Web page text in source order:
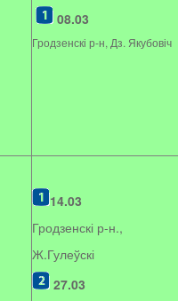
08.03
Гродзенскі р-н, Дз. Якубовіч
14.03
Гродзенскі р-н.,
Ж.Гулеўскі
27.03